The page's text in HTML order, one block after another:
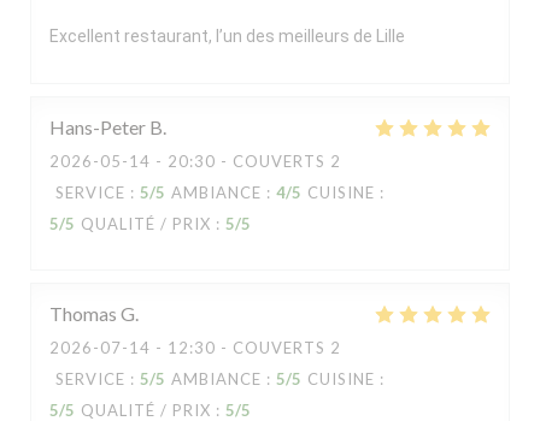
Excellent restaurant, l’un des meilleurs de Lille
Hans-Peter B
2026-05-14 - 20:30 - COUVERTS 2
SERVICE : 5/5 AMBIANCE : 4/5 CUISINE :
5/5 QUALITÉ / PRIX : 5/5
Thomas G
2026-07-14 - 12:30 - COUVERTS 2
SERVICE : 5/5 AMBIANCE : 5/5 CUISINE :
5/5 QUALITÉ / PRIX : 5/5